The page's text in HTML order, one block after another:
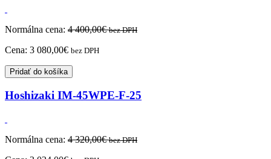
Normálna cena: 4 400,00€ bez DPH
Cena: 3 080,00€ bez DPH
Pridať do košíka
Hoshizaki IM-45WPE-F-25
Normálna cena: 4 320,00€ bez DPH